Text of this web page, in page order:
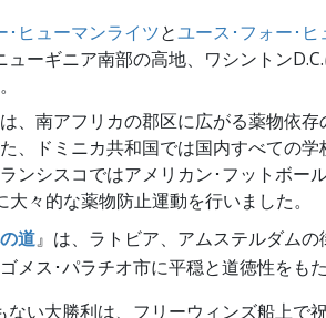
･ヒューマンライツとユース･フォー･
ューギニア南部の高地、ワシントン
は、南アフリカの郡区に広がる薬物依
、ドミニカ共和国では国内すべての
ンシスコではアメリカン･フットボー
々的な薬物防止運動を行いました。
道』は、ラトビア、アムステルダム
メス･パラチオ市に平穏と道徳性をもた
い大勝利は、フリーウィンズ船上で